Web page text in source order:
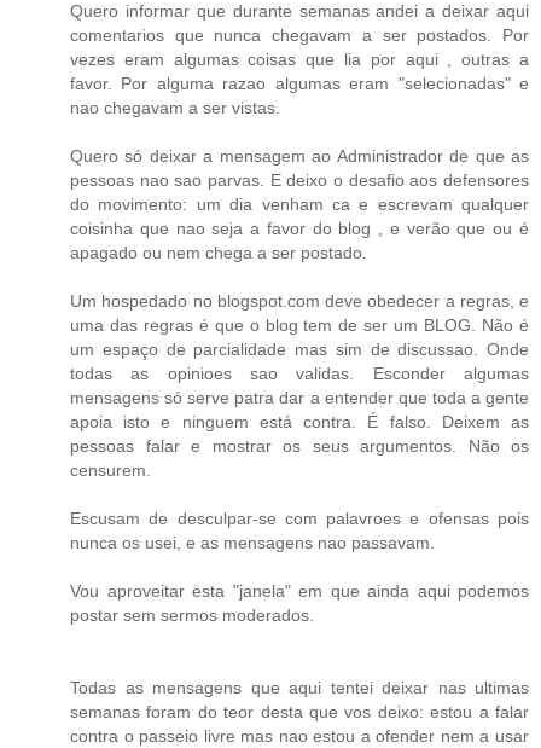
Quero informar que durante semanas andei a deixar aqui
comentarios que nunca chegavam a ser postados. Por
vezes eram algumas coisas que lia por aqui , outras a
favor. Por alguma razao algumas eram "selecionadas" e
nao chegavam a ser vistas.
Quero só deixar a mensagem ao Administrador de que as
pessoas nao sao parvas. E deixo o desafio aos defensores
do movimento: um dia venham ca e escrevam qualquer
coisinha que nao seja a favor do blog , e verão que ou é
apagado ou nem chega a ser postado.
Um hospedado no blogspot.com deve obedecer a regras, e
uma das regras é que o blog tem de ser um BLOG. Não é
um espaço de parcialidade mas sim de discussao. Onde
todas as opinioes sao validas. Esconder algumas
mensagens só serve patra dar a entender que toda a gente
apoia isto e ninguem está contra. É falso. Deixem as
pessoas falar e mostrar os seus argumentos. Não os
censurem.
Escusam de desculpar-se com palavroes e ofensas pois
nunca os usei, e as mensagens nao passavam.
Vou aproveitar esta "janela" em que ainda aqui podemos
postar sem sermos moderados.
Todas as mensagens que aqui tentei deixar nas ultimas
semanas foram do teor desta que vos deixo: estou a falar
contra o passeio livre mas nao estou a ofender nem a usar